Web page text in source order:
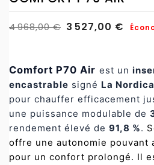
4 968,00 € 3 527,00 €
Comfort P70 Air est un
encastrable signé La
pour chauffer efficacement
une puissance modulable de
rendement élevé de 91,8 %.
offre une autonomie pouvant
pour un confort prolongé. Il